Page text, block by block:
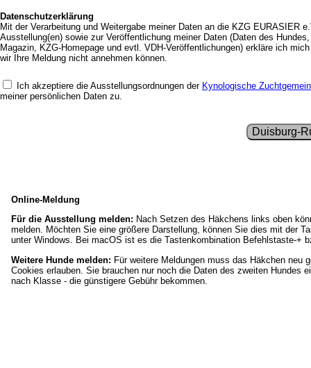
Datenschutzerklärung
Mit der Verarbeitung und Weitergabe meiner Daten an die KZG EURASIER
Ausstellung(en) sowie zur Veröffentlichung meiner Daten (Daten des
Magazin, KZG-Homepage und evtl. VDH-Veröffentlichungen) erkläre ich
wir Ihre Meldung nicht annehmen können.
Ich akzeptiere die Ausstellungsordnungen der Kynologische
meiner persönlichen Daten zu.
Duisburg-